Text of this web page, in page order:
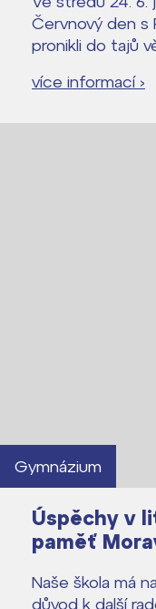
Červnový den s
pronikli do tajů
více informací ›
Gymnázium
Úspěchy v
paměť
Naše škola má
důvod k další